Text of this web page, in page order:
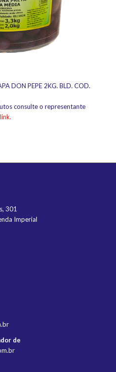
DON PEPE 2KG. BLD. COD.
consulte o representante
link.
301
Imperial
de